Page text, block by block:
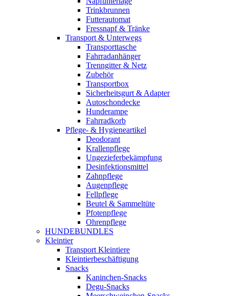
Trinkbrunnen
Futterautomat
Fressnapf & Tränke
Transport & Unterwegs
Transporttasche
Fahrradanhänger
Trenngitter & Netz
Zubehör
Transportbox
Sicherheitsgurt & Adapter
Autoschondecke
Hunderampe
Fahrradkorb
Pflege- & Hygieneartikel
Deodorant
Krallenpflege
Ungezieferbekämpfung
Desinfektionsmittel
Zahnpflege
Augenpflege
Fellpflege
Beutel & Sammeltüte
Pfotenpflege
Ohrenpflege
HUNDEBUNDLES
Kleintier
Transport Kleintiere
Kleintierbeschäftigung
Snacks
Kaninchen-Snacks
Degu-Snacks